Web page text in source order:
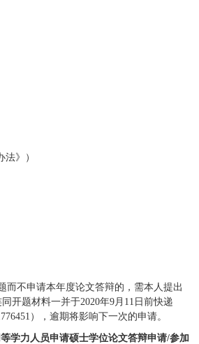
》）
而不申请本年度论文答辩的，需本人提出
开题材料一并于2020年9月11日前快递
），逾期将影响下一次的申请。
学力人员申请硕士学位论文答辩申请/参加